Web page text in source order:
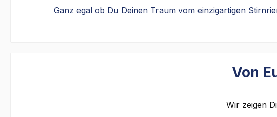
Ganz egal ob Du Deinen Traum vom einzigartigen
Von
Wir zeigen